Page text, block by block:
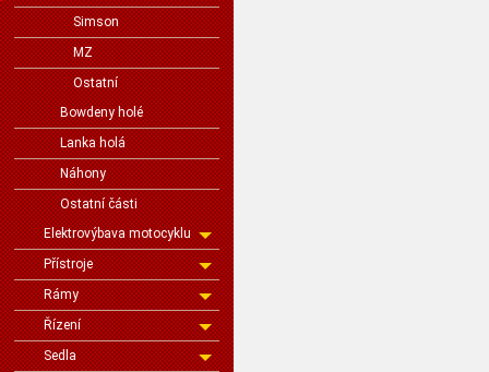
Simson
MZ
Ostatní
Bowdeny holé
Lanka holá
Náhony
Ostatní části
Elektrovýbava motocyklu
Přístroje
Rámy
Řízení
Sedla